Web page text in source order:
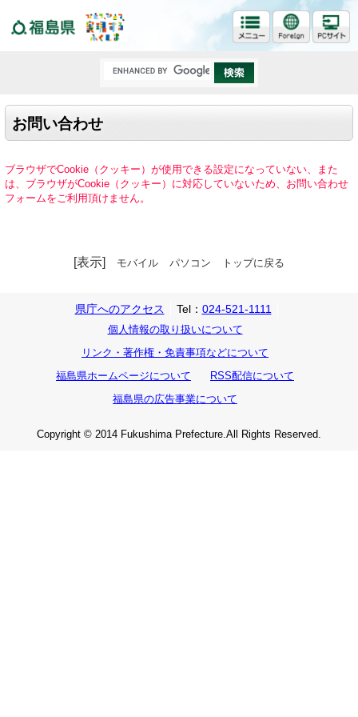
お問い合わせ
ブラウザでCookie（クッキー）が使用できる設定になっていない、また
は、ブラウザがCookie（クッキー）に対応していないため、お問い合わせ
フォームをご利用頂けません。
[表示] モバイル パソコン トップに戻る
県庁へのアクセス Tel： 024-521-1111
個人情報の取り扱いについて
リンク・著作権・免責事項などについて
福島県ホームページについて
RSS配信について
福島県の広告事業について
Copyright © 2014 Fukushima Prefecture.All Rights Reserved.